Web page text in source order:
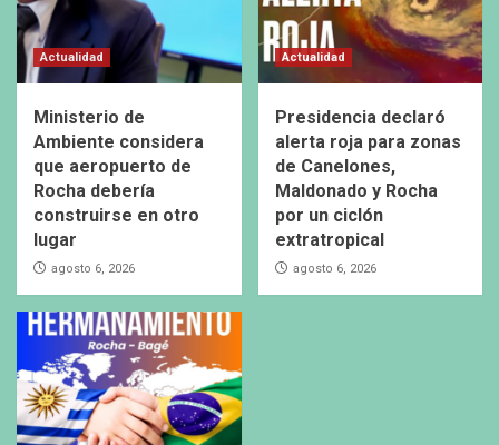
Actualidad
Ministerio de
Ambiente considera
que aeropuerto de
Rocha debería
construirse en otro
lugar
agosto 6, 2026
Actualidad
Presidencia declaró
alerta roja para zonas
de Canelones,
Maldonado y Rocha
por un ciclón
extratropical
agosto 6, 2026